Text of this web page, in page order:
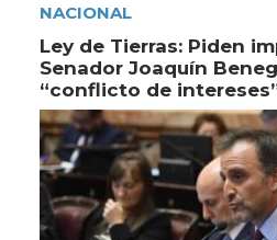
NACIONAL
Ley de Tierras: Piden
Senador Joaquín
“conflicto de